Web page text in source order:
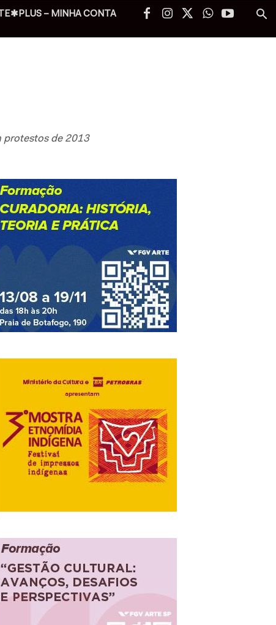
– MINHA CONTA
protestos de 2013